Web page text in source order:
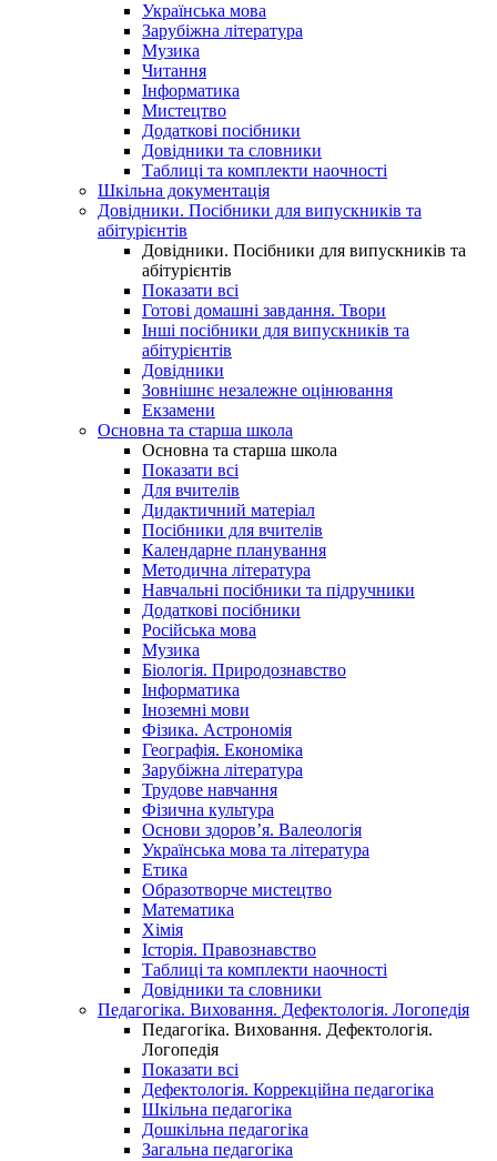
Українська мова
Зарубіжна література
Музика
Читання
Інформатика
Мистецтво
Додаткові посібники
Довідники та словники
Таблиці та комплекти наочності
Шкільна документація
Довідники. Посібники для випускників та
абітурієнтів
Довідники. Посібники для випускників та
абітурієнтів
Показати всі
Готові домашні завдання. Твори
Інші посібники для випускників та
абітурієнтів
Довідники
Зовнішнє незалежне оцінювання
Екзамени
Основна та старша школа
Основна та старша школа
Показати всі
Для вчителів
Дидактичний матеріал
Посібники для вчителів
Календарне планування
Методична література
Навчальні посібники та підручники
Додаткові посібники
Російська мова
Музика
Біологія. Природознавство
Інформатика
Іноземні мови
Фізика. Астрономія
Географія. Економіка
Зарубіжна література
Трудове навчання
Фізична культура
Основи здоров’я. Валеологія
Українська мова та література
Етика
Образотворче мистецтво
Математика
Хімія
Історія. Правознавство
Таблиці та комплекти наочності
Довідники та словники
Педагогіка. Виховання. Дефектологія. Логопедія
Педагогіка. Виховання. Дефектологія.
Логопедія
Показати всі
Дефектологія. Коррекційна педагогіка
Шкільна педагогіка
Дошкільна педагогіка
Загальна педагогіка